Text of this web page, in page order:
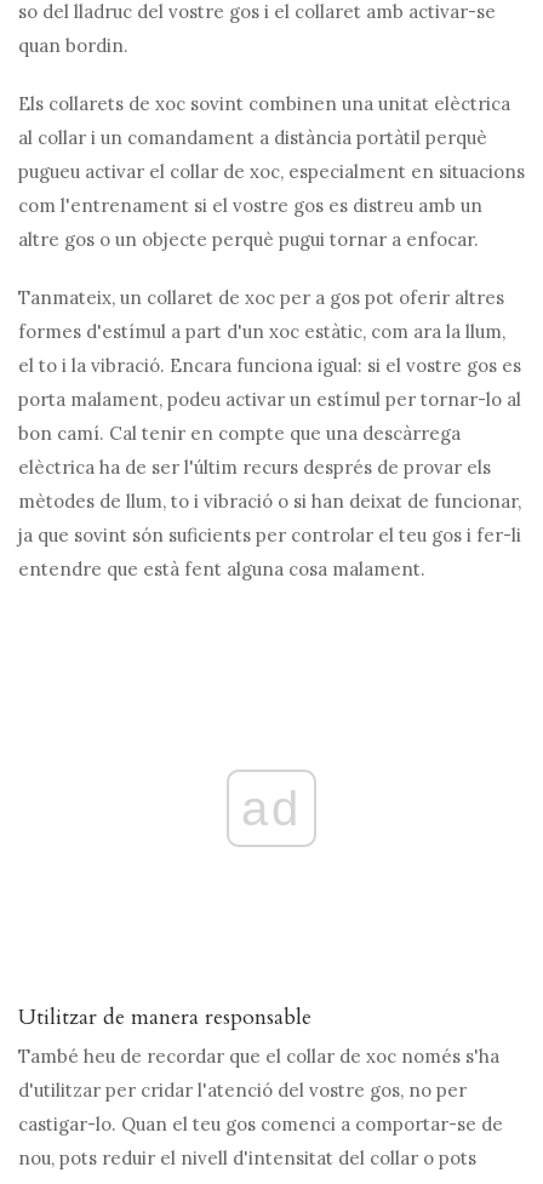
so del lladruc del vostre gos i el collaret amb activar-se
quan bordin.
Els collarets de xoc sovint combinen una unitat elèctrica
al collar i un comandament a distància portàtil perquè
pugueu activar el collar de xoc, especialment en situacions
com l'entrenament si el vostre gos es distreu amb un
altre gos o un objecte perquè pugui tornar a enfocar.
Tanmateix, un collaret de xoc per a gos pot oferir altres
formes d'estímul a part d'un xoc estàtic, com ara la llum,
el to i la vibració. Encara funciona igual: si el vostre gos es
porta malament, podeu activar un estímul per tornar-lo al
bon camí. Cal tenir en compte que una descàrrega
elèctrica ha de ser l'últim recurs després de provar els
mètodes de llum, to i vibració o si han deixat de funcionar,
ja que sovint són suficients per controlar el teu gos i fer-li
entendre que està fent alguna cosa malament.
ad
Utilitzar de manera responsable
També heu de recordar que el collar de xoc només s'ha
d'utilitzar per cridar l'atenció del vostre gos, no per
castigar-lo. Quan el teu gos comenci a comportar-se de
nou, pots reduir el nivell d'intensitat del collar o pots